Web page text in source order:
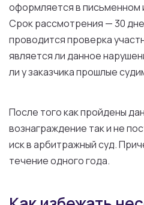
оформляетсявписьменном
Срокрассмотрения —30
проводитсяпроверка
являетсялиданное
лиузаказчикапрошлые
После тогокак пройдены
вознаграждение такине
искварбитражный суд.
течениеодногогода.